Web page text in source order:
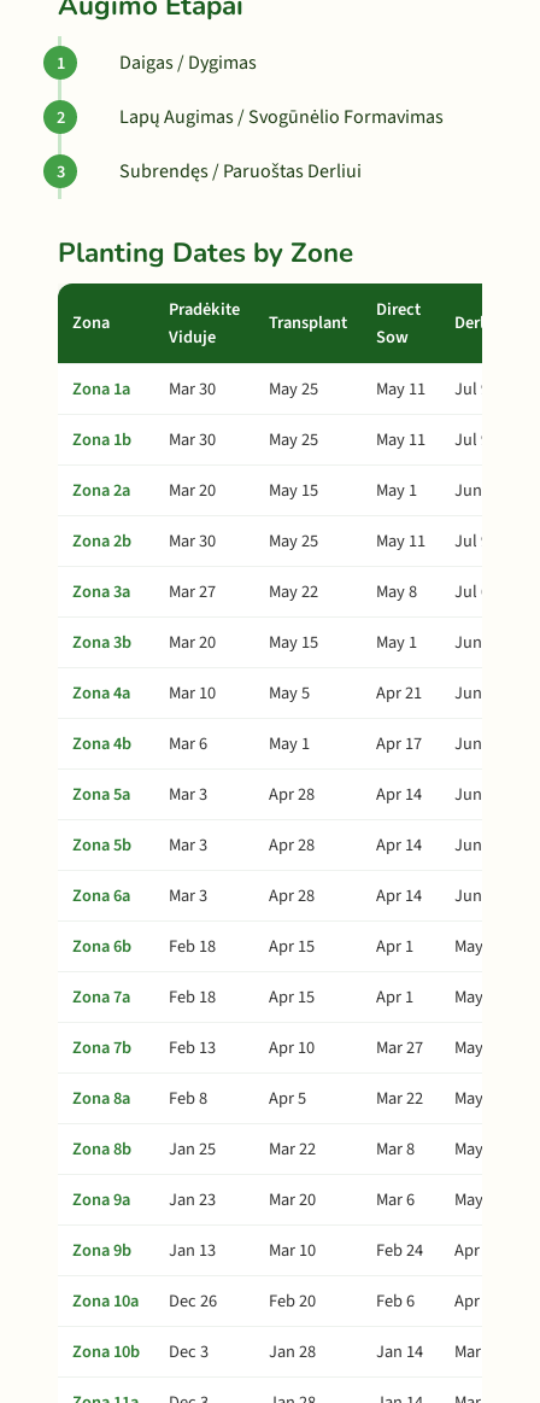
Daigas / Dygimas
Lapų Augimas / Svogūnėlio Formavimas
Subrendęs / Paruoštas Derliui
Planting Dates by Zone
Zona
Pradėkite
Viduje
Transplant
Direct
Sow
Derlius
Zona 1a Mar 30 May 25 May 11
Jul 9
Zona 1b
Mar 30 May 25 May 11
Jul 9
Zona 2a
Mar 20 May 15 May 1
Jun 29
Zona 2b
Mar 30 May 25 May 11
Jul 9
Zona 3a
Mar 27 May 22 May 8
Jul 6
Zona 3b
Mar 20 May 15 May 1
Jun 29
Zona 4a
Mar 10 May 5 Apr 21
Jun 19
Zona 4b
Mar 6 May 1 Apr 17
Jun 15
Zona 5a
Mar 3 Apr 28 Apr 14
Jun 12
Zona 5b
Mar 3 Apr 28 Apr 14
Jun 12
Zona 6a
Mar 3 Apr 28 Apr 14
Jun 12
Zona 6b
Feb 18 Apr 15 Apr 1
May 30
Zona 7a
Feb 18 Apr 15 Apr 1
May 30
Zona 7b
Feb 13 Apr 10 Mar 27
May 25
Zona 8a
Feb 8 Apr 5 Mar 22
May 20
Zona 8b
Jan 25 Mar 22 Mar 8
May 6
Zona 9a
Jan 23 Mar 20 Mar 6
May 4
Zona 9b
Jan 13 Mar 10 Feb 24
Apr 24
Zona 10a
Dec 26 Feb 20 Feb 6
Apr 6
Zona 10b
Dec 3 Jan 28 Jan 14
Mar 14